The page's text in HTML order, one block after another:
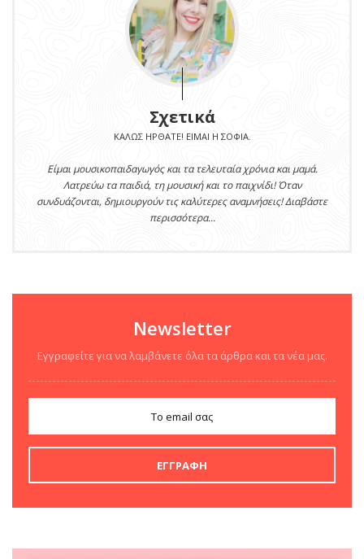
Σχετικά
ΚΑΛΏΣ ΉΡΘΑΤΕ! ΕΊΜΑΙ Η ΣΟΦΊΑ.
Είμαι μουσικοπαιδαγωγός και τα τελευταία χρόνια και μαμά.
Λατρεύω τα παιδιά, τη μουσική και το παιχνίδι! Όταν
συνδυάζονται, δημιουργούν τις καλύτερες αναμνήσεις! Διαβάστε
περισσότερα...
Newsletter
Εγγραφείτε για να λαμβάνετε όλα τα άρθρα και τα νέα μας.
Ανάμεσα σε παραλίες και ζεστά ήσυχα μεσημέρια, έρχεται
πάντα εκείνη η στιγμή που το παιδί σου ψάχνει
απεγνωσμένα κάτι να κάνει....